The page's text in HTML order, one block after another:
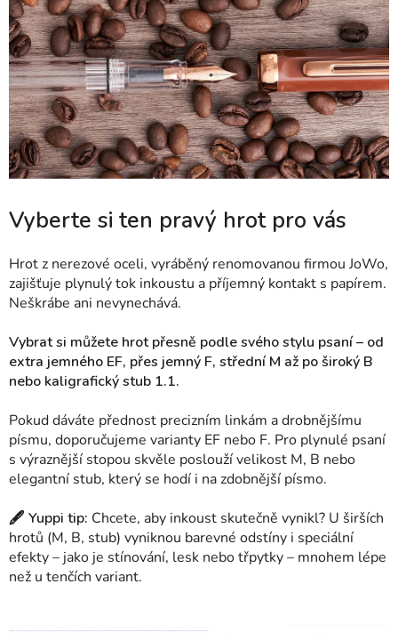
Vyberte si ten pravý hrot pro vás
Hrot z nerezové oceli, vyráběný renomovanou firmou JoWo,
zajišťuje plynulý tok inkoustu a příjemný kontakt s papírem.
Neškrábe ani nevynechává.
Vybrat si můžete hrot přesně podle svého stylu psaní – od
extra jemného EF, přes jemný F, střední M až po široký B
nebo kaligrafický stub 1.1.
Pokud dáváte přednost precizním linkám a drobnějšímu
písmu, doporučujeme varianty EF nebo F. Pro plynulé psaní
s výraznější stopou skvěle poslouží velikost M, B nebo
elegantní stub, který se hodí i na zdobnější písmo.
🖋 Yuppi tip: Chcete, aby inkoust skutečně vynikl? U širších
hrotů (M, B, stub) vyniknou barevné odstíny i speciální
efekty – jako je stínování, lesk nebo třpytky – mnohem lépe
než u tenčích variant.